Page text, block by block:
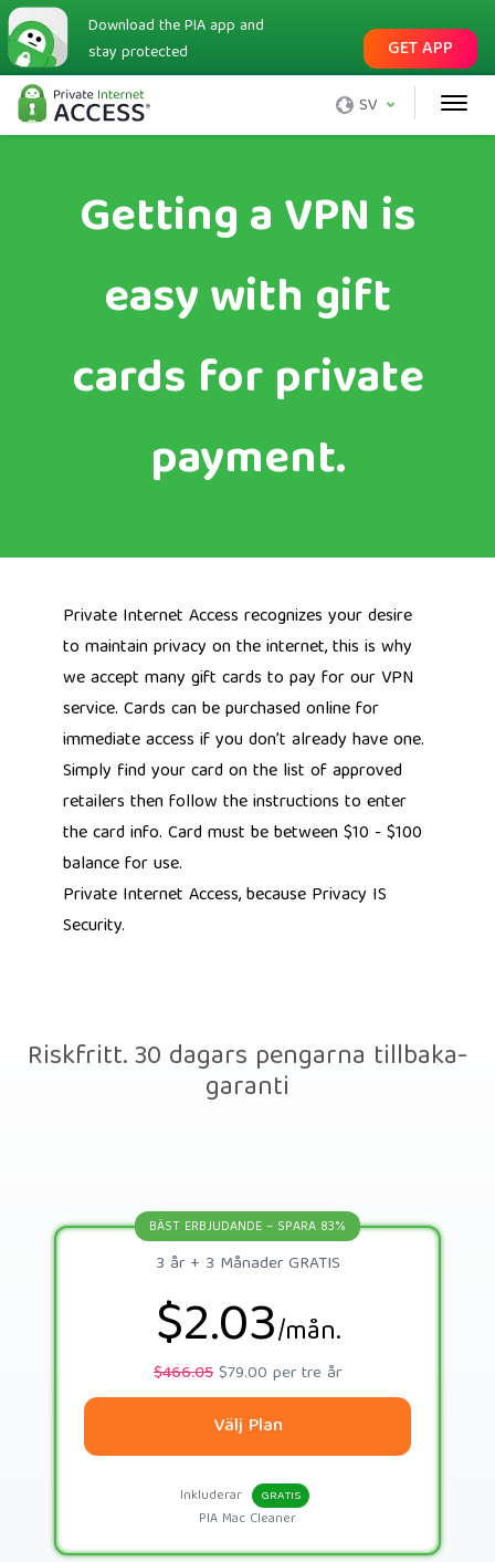
Download the PIA app and
stay protected
GET APP
SV
Getting a VPN is
easy with gift
cards for private
payment.
Private Internet Access recognizes your desire
to maintain privacy on the internet, this is why
we accept many gift cards to pay for our VPN
service. Cards can be purchased online for
immediate access if you don’t already have one.
Simply find your card on the list of approved
retailers then follow the instructions to enter
the card info. Card must be between $10 - $100
balance for use.
Private Internet Access, because Privacy IS
Security.
Riskfritt. 30 dagars pengarna tillbaka-
garanti
BÄST ERBJUDANDE – SPARA 83%
3 år + 3 Månader GRATIS
$2.03/mån.
$466.05$79.00 per tre år
Välj Plan
Inkluderar GRATIS
PIA Mac Cleaner